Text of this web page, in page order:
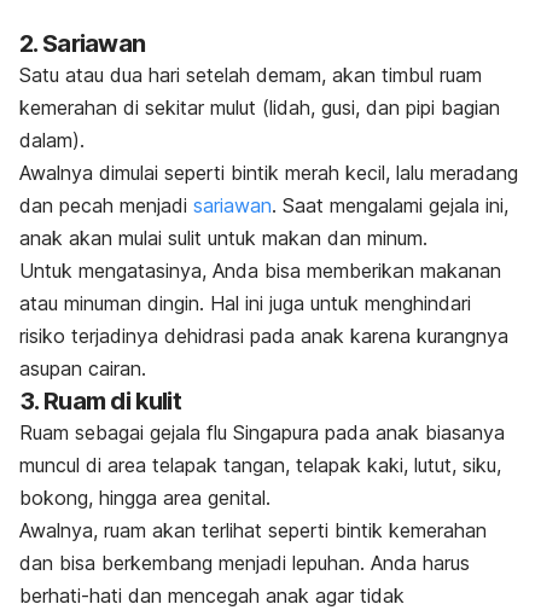
2. Sariawan
Satu atau dua hari setelah demam, akan timbul ruam
kemerahan di sekitar mulut (lidah, gusi, dan pipi bagian
dalam).
Awalnya dimulai seperti bintik merah kecil, lalu meradang
dan pecah menjadi sariawan. Saat mengalami gejala ini,
anak akan mulai sulit untuk makan dan minum.
Untuk mengatasinya, Anda bisa memberikan makanan
atau minuman dingin. Hal ini juga untuk menghindari
risiko terjadinya dehidrasi pada anak karena kurangnya
asupan cairan.
3. Ruam di kulit
Ruam sebagai gejala flu Singapura pada anak biasanya
muncul di area telapak tangan, telapak kaki, lutut, siku,
bokong, hingga area genital.
Awalnya, ruam akan terlihat seperti bintik kemerahan
dan bisa berkembang menjadi lepuhan. Anda harus
berhati-hati dan mencegah anak agar tidak